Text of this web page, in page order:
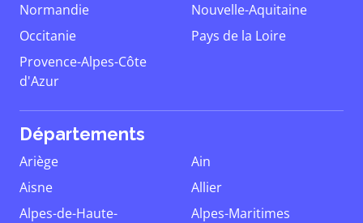
Normandie
Nouvelle-Aquitaine
Occitanie
Pays de la Loire
Provence-Alpes-Côte
d'Azur
Départements
Ariège
Ain
Aisne
Allier
Alpes-de-Haute-
Alpes-Maritimes